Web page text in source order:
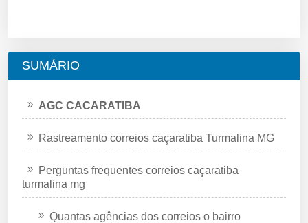
SUMÁRIO
AGC CACARATIBA
Rastreamento correios caçaratiba Turmalina MG
Perguntas frequentes correios caçaratiba
turmalina mg
Quantas agências dos correios o bairro